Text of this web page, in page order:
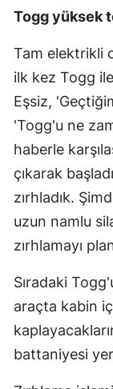
Togg yüksek
Tam elektrikli
ilk kez Togg
Eşsiz,
'Togg'u ne
haberle
çıkarak
zırhladık.
uzun namlu
zırhlamayı
Sıradaki
araçta kabin
battaniyesi